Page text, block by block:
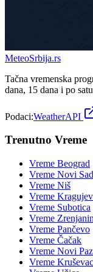
MeteoSrbija.rs
Tačna vremenska
dana, 15 dana i po
Podaci:WeatherAPI
Trenutno Vreme
Vreme Beograd
Vreme Novi Sad
Vreme Niš
Vreme
Vreme Subotica
Vreme Zrenjanin
Vreme Pančevo
Vreme Čačak
Vreme Novi
Vreme Kruševac